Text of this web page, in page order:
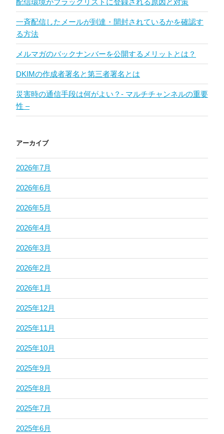
一斉配信したメールが到達・開封されているかを確認す
る方法
メルマガのバックナンバーを公開するメリットとは？
DKIMの作成者署名と第三者署名とは
災害時の通信手段は何がよい？- マルチチャンネルの重要
性 –
アーカイブ
2026年7月
2026年6月
2026年5月
2026年4月
2026年3月
2026年2月
2026年1月
2025年12月
2025年11月
2025年10月
2025年9月
2025年8月
2025年7月
2025年6月